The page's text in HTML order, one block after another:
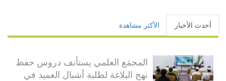
أحدث الأخبار الأكثر مشاهدة
المجمَع العلمي يستأنف دروس حفظ
نهج البلاغة لطلبة أشبال العميد في